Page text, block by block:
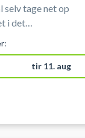
tir 11. aug